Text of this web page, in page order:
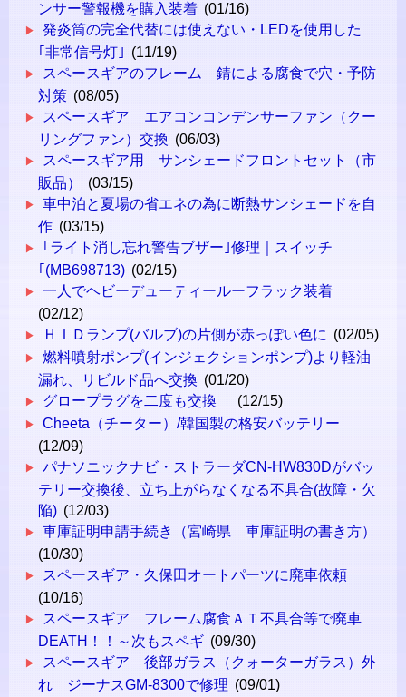
ンサー警報機を購入装着 (01/16)
発炎筒の完全代替には使えない・LEDを使用した
｢非常信号灯｣ (11/19)
スペースギアのフレーム 錆による腐食で穴・予防
対策 (08/05)
スペースギア エアコンコンデンサーファン（クー
リングファン）交換 (06/03)
スペースギア用 サンシェードフロントセット（市
販品）
(03/15)
車中泊と夏場の省エネの為に断熱サンシェードを自
作 (03/15)
｢ライト消し忘れ警告ブザー｣修理｜スイッチ
｢(MB698713) (02/15)
一人でヘビーデューティールーフラック装着
(02/12)
ＨＩＤランプ(バルブ)の片側が赤っぽい色に (02/05)
燃料噴射ポンプ(インジェクションポンプ)より軽油
漏れ、リビルド品へ交換 (01/20)
グロープラグを二度も交換
(12/15)
Cheeta（チーター）/韓国製の格安バッテリー
(12/09)
パナソニックナビ・ストラーダCN-HW830Dがバッ
テリー交換後、立ち上がらなくなる不具合(故障・欠
陥) (12/03)
車庫証明申請手続き（宮崎県 車庫証明の書き方）
(10/30)
スペースギア・久保田オートパーツに廃車依頼
(10/16)
スペースギア フレーム腐食ＡＴ不具合等で廃車
DEATH！！～次もスペギ (09/30)
スペースギア 後部ガラス（クォーターガラス）外
れ ジーナスGM-8300で修理 (09/01)